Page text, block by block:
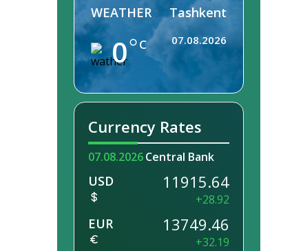
WEATHER
0 C
Tashkent
07.08.2026
Currency Rates
07.08.2026Central Bank
USD 11915.64
+28.92
EUR 13749.46
+32.19